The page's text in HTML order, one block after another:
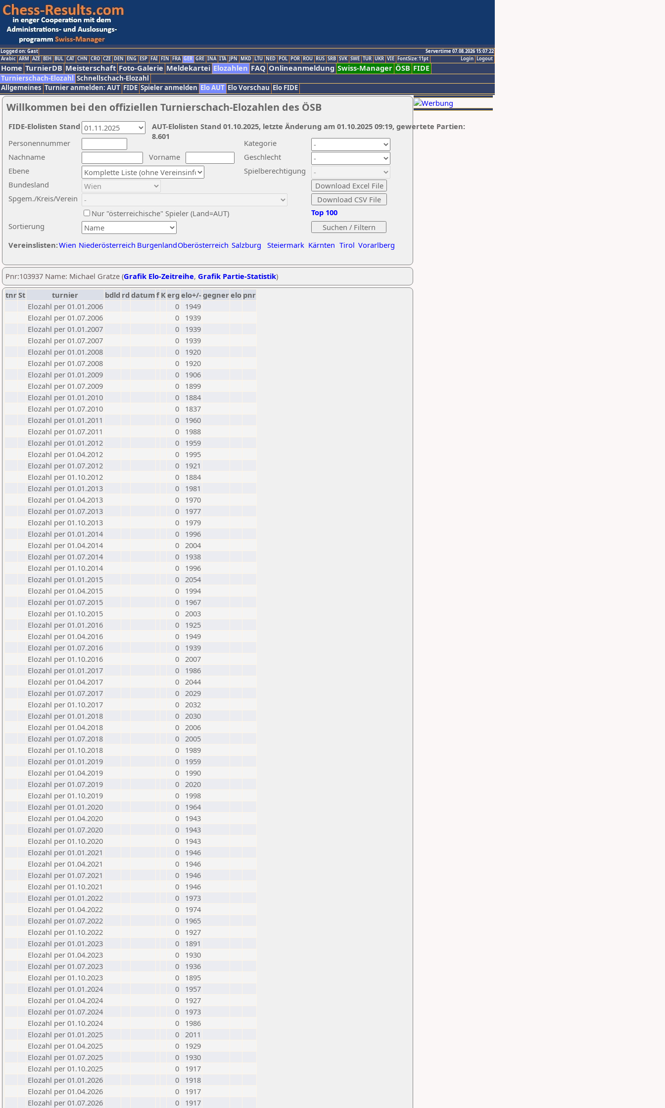
Logged on: Gast
Servertime 07.08.2026 15:07:22
Logout
Login
Arabic ARM AZE BIH BUL CAT CHN CRO CZE DEN ENG ESP FAI FIN FRA GER GRE INA ITA JPN MKD LTU NED POL POR ROU RUS SRB SVK SWE TUR UKR VIE FontSize:11pt
Home TurnierDB Meisterschaft Foto-Galerie Meldekartei Elozahlen FAQ Onlineanmeldung Swiss-Manager ÖSB FIDE
Turnierschach-Elozahl Schnellschach-Elozahl
Allgemeines Turnier anmelden: AUT FIDE Spieler anmelden Elo AUT Elo Vorschau Elo FIDE
Willkommen bei den offiziellen Turnierschach-Elozahlen des ÖSB
Nachname
Vorname
Ebene
Kategorie
Sortierung
Personennummer
Bundesland
Spgem./Kreis/Verein
Geschlecht
Nur "österreichische" Spieler (Land=AUT)
Spielberechtigung
Vereinslisten:Wien Niederösterreich BurgenlandOberösterreich Salzburg Steiermark Kärnten Tirol Vorarlberg
Top 100
AUT-Elolisten Stand 01.10.2025, letzte Änderung am 01.10.2025 09:19, gewertete Partien:
8.601
FIDE-Elolisten Stand
Pnr:103937 Name: Michael Gratze (Grafik Elo-Zeitreihe, Grafik Partie-Statistik)
tnrSt turnier bdld rd datumf Kerg elo+/-gegnerelo pnr
Elozahl per 01.01.2006
0
1949
Elozahl per 01.07.2006
0
1939
Elozahl per 01.01.2007
0
1939
Elozahl per 01.07.2007
0
1939
Elozahl per 01.01.2008
0
1920
Elozahl per 01.07.2008
0
1920
Elozahl per 01.01.2009
0
1906
Elozahl per 01.07.2009
0
1899
Elozahl per 01.01.2010
0
1884
Elozahl per 01.07.2010
0
1837
Elozahl per 01.01.2011
0
1960
Elozahl per 01.07.2011
0
1988
Elozahl per 01.01.2012
0
1959
Elozahl per 01.04.2012
0
1995
Elozahl per 01.07.2012
0
1921
Elozahl per 01.10.2012
0
1884
Elozahl per 01.01.2013
0
1981
Elozahl per 01.04.2013
0
1970
Elozahl per 01.07.2013
0
1977
Elozahl per 01.10.2013
0
1979
Elozahl per 01.01.2014
0
1996
Elozahl per 01.04.2014
0 2004
Elozahl per 01.07.2014
0
1938
Elozahl per 01.10.2014
0
1996
Elozahl per 01.01.2015
0 2054
Elozahl per 01.04.2015
0
1994
Elozahl per 01.07.2015
0
1967
Elozahl per 01.10.2015
0 2003
Elozahl per 01.01.2016
0
1925
Elozahl per 01.04.2016
0
1949
Elozahl per 01.07.2016
0
1939
Elozahl per 01.10.2016
0 2007
Elozahl per 01.01.2017
0
1986
Elozahl per 01.04.2017
0 2044
Elozahl per 01.07.2017
0 2029
Elozahl per 01.10.2017
0 2032
Elozahl per 01.01.2018
0 2030
Elozahl per 01.04.2018
0 2006
Elozahl per 01.07.2018
0 2005
Elozahl per 01.10.2018
0
1989
Elozahl per 01.01.2019
0
1959
Elozahl per 01.04.2019
0
1990
Elozahl per 01.07.2019
0 2020
Elozahl per 01.10.2019
0
1998
Elozahl per 01.01.2020
0
1964
Elozahl per 01.04.2020
0
1943
Elozahl per 01.07.2020
0
1943
Elozahl per 01.10.2020
0
1943
Elozahl per 01.01.2021
0
1946
Elozahl per 01.04.2021
0
1946
Elozahl per 01.07.2021
0
1946
Elozahl per 01.10.2021
0
1946
Elozahl per 01.01.2022
0
1973
Elozahl per 01.04.2022
0
1974
Elozahl per 01.07.2022
0
1965
Elozahl per 01.10.2022
0
1927
Elozahl per 01.01.2023
0
1891
Elozahl per 01.04.2023
0
1930
Elozahl per 01.07.2023
0
1936
Elozahl per 01.10.2023
0
1895
Elozahl per 01.01.2024
0
1957
Elozahl per 01.04.2024
0
1927
Elozahl per 01.07.2024
0
1973
Elozahl per 01.10.2024
0
1986
Elozahl per 01.01.2025
0 2011
Elozahl per 01.04.2025
0
1929
Elozahl per 01.07.2025
0
1930
Elozahl per 01.10.2025
0
1917
Elozahl per 01.01.2026
0
1918
Elozahl per 01.04.2026
0
1917
Elozahl per 01.07.2026
0 1917